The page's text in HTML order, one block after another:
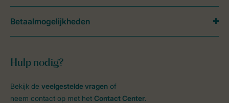
Hulp nodig?
Bekijk de veelgestelde vragen of
neem contact op met het Contact Center.
Betaalmogelijkheden